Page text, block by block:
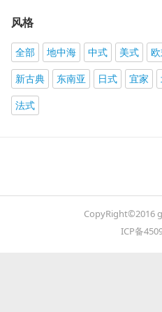
风格
全部 地中海 中式 美式
新古典
东南亚 日式 宜家
法式
CopyRight©2016
ICP备